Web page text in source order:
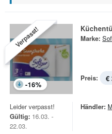
Verpasst!
-16%
Marke:
Preis: €
Leider verpasst!
Gültig: 16.03. -
22.03.
Händler: